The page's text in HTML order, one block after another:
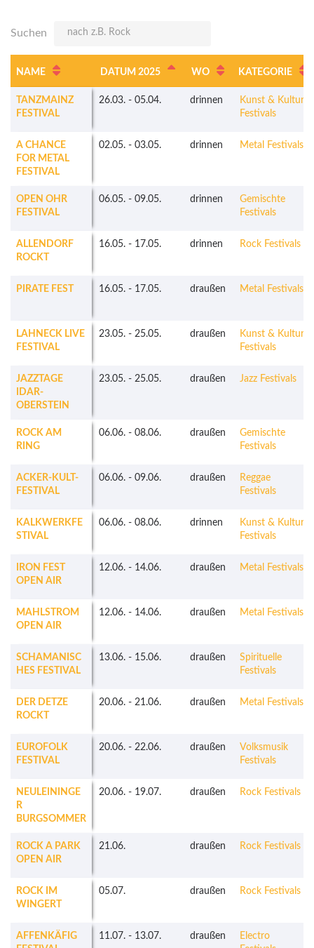
Suchen
NAME DATUM 2025 WO KATEGORIE
TANZMAINZ
FESTIVAL
26.03. - 05.04. drinnen
Kunst & Kultur
Festivals
A CHANCE
FOR METAL
FESTIVAL
02.05. - 03.05. drinnen Metal Festivals
OPEN OHR
FESTIVAL
06.05. - 09.05. drinnen
Gemischte
Festivals
ALLENDORF
ROCKT
16.05. - 17.05. drinnen Rock Festivals
PIRATE FEST 16.05. - 17.05. draußen Metal Festivals
LAHNECK LIVE
FESTIVAL
23.05. - 25.05. draußen
Kunst & Kultur
Festivals
JAZZTAGE
IDAR-
OBERSTEIN
23.05. - 25.05. draußen Jazz Festivals
ROCK AM
RING
06.06. - 08.06. draußen
Gemischte
Festivals
ACKER-KULT-
FESTIVAL
06.06. - 09.06. draußen
Reggae
Festivals
KALKWERKFE
STIVAL
06.06. - 08.06. drinnen
Kunst & Kultur
Festivals
IRON FEST
OPEN AIR
12.06. - 14.06. draußen Metal Festivals
MAHLSTROM
OPEN AIR
12.06. - 14.06. draußen Metal Festivals
SCHAMANISC
HES FESTIVAL
13.06. - 15.06. draußen
Spirituelle
Festivals
DER DETZE
ROCKT
20.06. - 21.06. draußen Metal Festivals
EUROFOLK
FESTIVAL
20.06. - 22.06. draußen
Volksmusik
Festivals
NEULEININGE
R
BURGSOMMER
20.06. - 19.07. draußen Rock Festivals
ROCK A PARK
OPEN AIR
21.06. draußen Rock Festivals
ROCK IM
WINGERT
05.07. draußen Rock Festivals
AFFENKÄFIG
11.07. - 13.07. draußen
Electro